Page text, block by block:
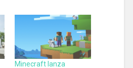
Minecraft lanza